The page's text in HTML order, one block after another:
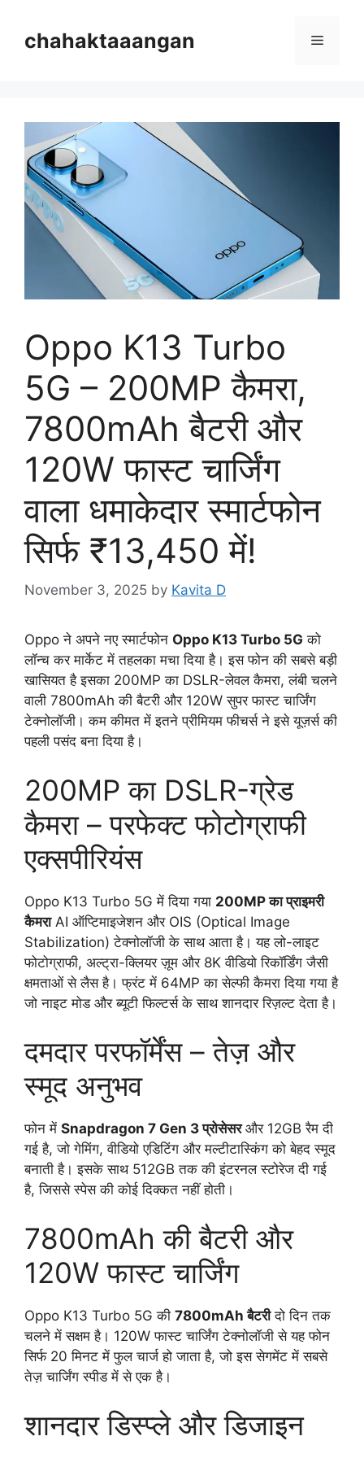
contentchahaktaaangan Menu
Oppo K13 Turbo
5G – 200MP कैमरा,
7800mAh बैटरी और
120W फास्ट चार्जिंग
वाला धमाकेदार स्मार्टफोन
सिर्फ ₹13,450 में!
November 3, 2025 by Kavita D
Oppo ने अपने नए स्मार्टफोन Oppo K13 Turbo 5G को
लॉन्च कर मार्केट में तहलका मचा दिया है। इस फोन की सबसे बड़ी
खासियत है इसका 200MP का DSLR-लेवल कैमरा, लंबी चलने
वाली 7800mAh की बैटरी और 120W सुपर फास्ट चार्जिंग
टेक्नोलॉजी। कम कीमत में इतने प्रीमियम फीचर्स ने इसे यूज़र्स की
पहली पसंद बना दिया है।
200MP का DSLR-ग्रेड
कैमरा – परफेक्ट फोटोग्राफी
एक्सपीरियंस
Oppo K13 Turbo 5G में दिया गया 200MP का प्राइमरी
कैमराAI ऑप्टिमाइजेशन और OIS (Optical Image
Stabilization) टेक्नोलॉजी के साथ आता है। यह लो-लाइट
फोटोग्राफी, अल्ट्रा-क्लियर ज़ूम और 8K वीडियो रिकॉर्डिंग जैसी
क्षमताओं से लैस है। फ्रंट में 64MP का सेल्फी कैमरा दिया गया है
जो नाइट मोड और ब्यूटी फिल्टर्स के साथ शानदार रिज़ल्ट देता है।
दमदार परफॉर्मेंस – तेज़ और
स्मूद अनुभव
फोन में Snapdragon 7 Gen 3 प्रोसेसरऔर 12GB रैम दी
गई है, जो गेमिंग, वीडियो एडिटिंग और मल्टीटास्किंग को बेहद स्मूद
बनाती है। इसके साथ 512GB तक की इंटरनल स्टोरेज दी गई
है, जिससे स्पेस की कोई दिक्कत नहीं होती।
7800mAh की बैटरी और
120W फास्ट चार्जिंग
Oppo K13 Turbo 5G की 7800mAh बैटरीदो दिन तक
चलने में सक्षम है। 120W फास्ट चार्जिंग टेक्नोलॉजी से यह फोन
सिर्फ 20 मिनट में फुल चार्ज हो जाता है, जो इस सेगमेंट में सबसे
तेज़ चार्जिंग स्पीड में से एक है।
शानदार डिस्प्ले और डिजाइन